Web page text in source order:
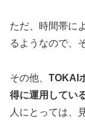
ただ、時間帯に
るようなので、
その他、 TOKAI
得に運用してい
人にとっては、